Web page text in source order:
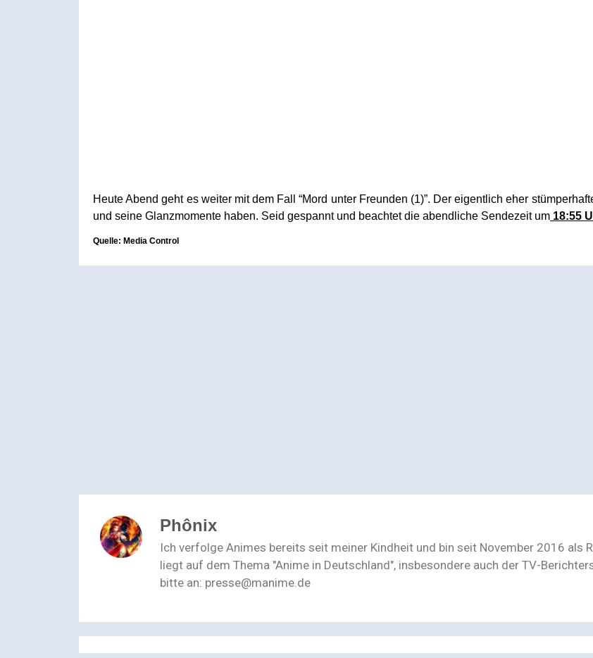
Heute Abend geht es weiter mit dem Fall “Mord unter Freunden (1)”. Der eigentlich eher
und seine Glanzmomente haben. Seid gespannt und beachtet die abendliche Sendezeit um 18:55
Quelle: Media Control
Phônix
Ich verfolge Animes bereits seit meiner Kindheit und bin seit November 2016 als
liegt auf dem Thema "Anime in Deutschland", insbesondere auch der TV-
bitte an: presse@manime.de